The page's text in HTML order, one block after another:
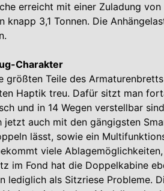
erreicht mit einer Zuladung von
knapp 3,1 Tonnen. Die
Charakter
größten Teile des
Haptik treu. Dafür sitzt man
und in 14 Wegen verstellbar
jetzt auch mit den gängigsten
lässt, sowie ein
viele
im Fond hat die Doppelkabine
lediglich als Sitzriese Probleme.